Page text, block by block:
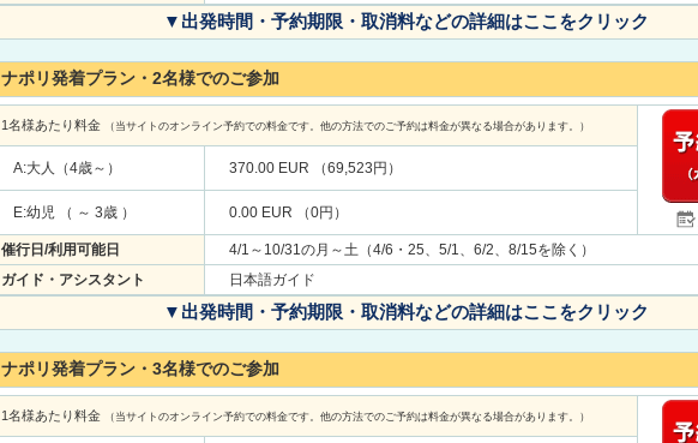
▼出発時間・予約期限・取消料などの詳細はここをクリック
ナポリ発着プラン・2名様でのご参加
1名様あたり料金 （当サイトのオンライン予約での料金です。他の方法でのご予約は料金が異なる場合があります。）
A:大人（4歳～） 370.00 EUR （69,523円）
E:幼児 （ ～ 3歳 ） 0.00 EUR （0円）
催行日/利用可能日
4/1～10/31の月～土（4/6・25、5/1、6/2、8/15を除く）
ガイド・アシスタント
日本語ガイド
▼出発時間・予約期限・取消料などの詳細はここをクリック
ナポリ発着プラン・3名様でのご参加
1名様あたり料金 （当サイトのオンライン予約での料金です。他の方法でのご予約は料金が異なる場合があります。）